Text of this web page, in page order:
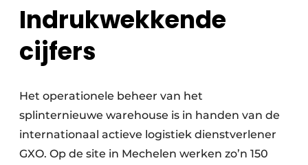
Indrukwekkende
cijfers
Het operationele beheer van het
splinternieuwe warehouse is in handen van de
internationaal actieve logistiek dienstverlener
GXO. Op de site in Mechelen werken zo’n 150